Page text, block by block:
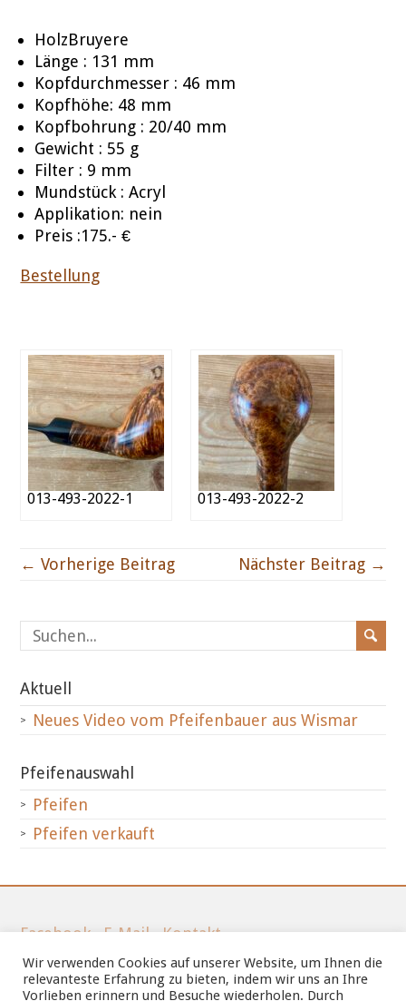
HolzBruyere
Länge : 131 mm
Kopfdurchmesser : 46 mm
Kopfhöhe: 48 mm
Kopfbohrung : 20/40 mm
Gewicht : 55 g
Filter : 9 mm
Mundstück : Acryl
Applikation: nein
Preis :175.- €
Bestellung
013-493-2022-1 013-493-2022-2
← Vorherige Beitrag Nächster Beitrag →
Aktuell
Neues Video vom Pfeifenbauer aus Wismar
Pfeifenauswahl
Pfeifen
Pfeifen verkauft
Facebook·E-Mail·Kontakt
Tel.: 03841-212066
Wir verwenden Cookies auf unserer Website, um Ihnen die
relevanteste Erfahrung zu bieten, indem wir uns an Ihre
Vorlieben erinnern und Besuche wiederholen. Durch